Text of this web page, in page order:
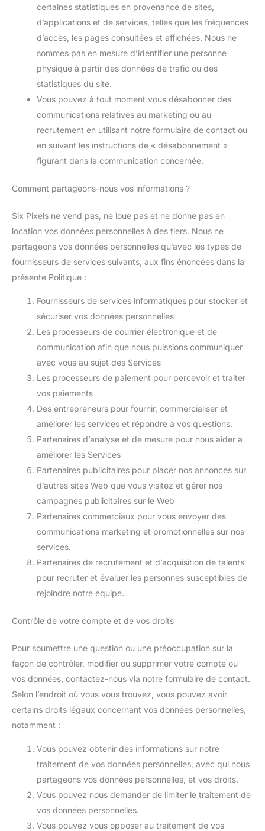
certaines statistiques en provenance de sites,
d’applications et de services, telles que les fréquences
d’accès, les pages consultées et affichées. Nous ne
sommes pas en mesure d’identifier une personne
physique à partir des données de trafic ou des
statistiques du site.
Vous pouvez à tout moment vous désabonner des
communications relatives au marketing ou au
recrutement en utilisant notre formulaire de contact ou
en suivant les instructions de « désabonnement »
figurant dans la communication concernée.
Comment partageons-nous vos informations ?
Six Pixels ne vend pas, ne loue pas et ne donne pas en
location vos données personnelles à des tiers. Nous ne
partageons vos données personnelles qu’avec les types de
fournisseurs de services suivants, aux fins énoncées dans la
présente Politique :
Fournisseurs de services informatiques pour stocker et
sécuriser vos données personnelles
Les processeurs de courrier électronique et de
communication afin que nous puissions communiquer
avec vous au sujet des Services
Les processeurs de paiement pour percevoir et traiter
vos paiements
Des entrepreneurs pour fournir, commercialiser et
améliorer les services et répondre à vos questions.
Partenaires d’analyse et de mesure pour nous aider à
améliorer les Services
Partenaires publicitaires pour placer nos annonces sur
d’autres sites Web que vous visitez et gérer nos
campagnes publicitaires sur le Web
Partenaires commerciaux pour vous envoyer des
communications marketing et promotionnelles sur nos
services.
Partenaires de recrutement et d’acquisition de talents
pour recruter et évaluer les personnes susceptibles de
rejoindre notre équipe.
Contrôle de votre compte et de vos droits
Pour soumettre une question ou une préoccupation sur la
façon de contrôler, modifier ou supprimer votre compte ou
vos données, contactez-nous via notre formulaire de contact.
Selon l’endroit où vous vous trouvez, vous pouvez avoir
certains droits légaux concernant vos données personnelles,
notamment :
Vous pouvez obtenir des informations sur notre
traitement de vos données personnelles, avec qui nous
partageons vos données personnelles, et vos droits.
Vous pouvez nous demander de limiter le traitement de
vos données personnelles.
Vous pouvez vous opposer au traitement de vos